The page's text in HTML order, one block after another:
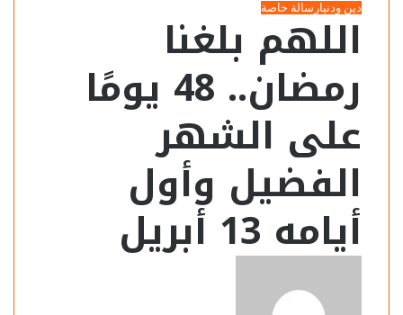
دين ودنيارسالة خاصة
اللهم بلغنا
رمضان.. 48 يومًا
على الشهر
الفضيل وأول
أيامه 13 أبريل